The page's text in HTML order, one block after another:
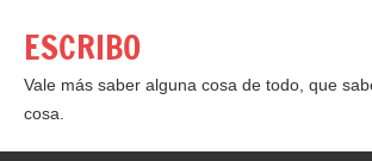
contenido
ESCRIBO
Vale más saber alguna cosa de todo, que
cosa.